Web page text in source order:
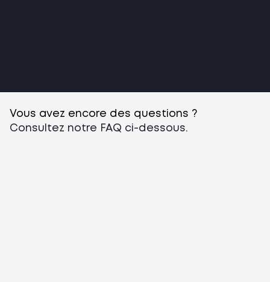
Vous avez encore des questions ?
Consultez notre FAQ ci-dessous.